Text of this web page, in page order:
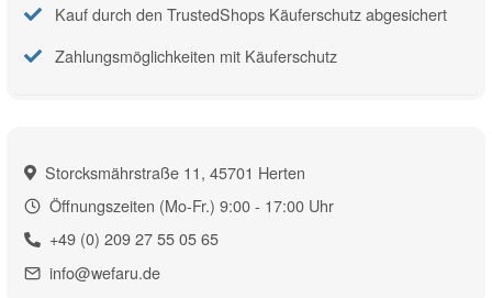
Storcksmährstraße 11, 45701 Herten
Öffnungszeiten (Mo-Fr.) 9:00 - 17:00 Uhr
+49 (0) 209 27 55 05 65
info@wefaru.de
Kauf durch den TrustedShops Käuferschutz abgesichert
Zahlungsmöglichkeiten mit Käuferschutz